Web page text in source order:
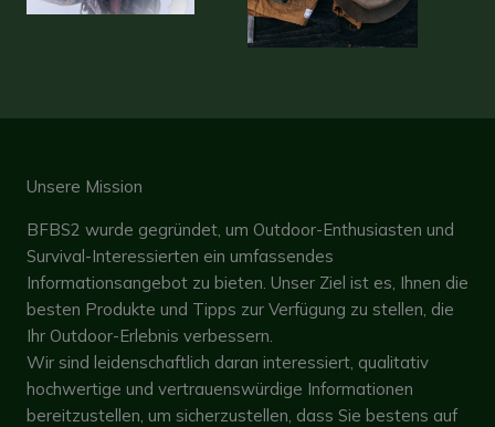
Unsere Mission
BFBS2 wurde gegründet, um Outdoor-Enthusiasten und
Survival-Interessierten ein umfassendes
Informationsangebot zu bieten. Unser Ziel ist es, Ihnen die
besten Produkte und Tipps zur Verfügung zu stellen, die
Ihr Outdoor-Erlebnis verbessern.
Wir sind leidenschaftlich daran interessiert, qualitativ
hochwertige und vertrauenswürdige Informationen
bereitzustellen, um sicherzustellen, dass Sie bestens auf